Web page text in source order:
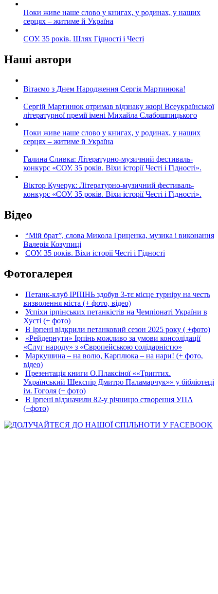
Поки живе наше слово у книгах, у родинах, у наших
серцях – житиме й Україна
СОУ. 35 років. Шлях Гідності і Честі
Наші автори
Вітаємо з Днем Народження Сергія Мартинюка!
Сергій Мартинюк отримав відзнаку жюрі Всеукраїнської
літературної премії імені Михайла Слабошпицького
Поки живе наше слово у книгах, у родинах, у наших
серцях – житиме й Україна
Галина Сливка: Літературно-музичний фестиваль-
конкурс «СОУ. 35 років. Віхи історії Честі і Гідності».
Віктор Кучерук: Літературно-музичний фестиваль-
конкурс «СОУ. 35 років. Віхи історії Честі і Гідності».
Відео
“Мій брат”, слова Микола Гриценка, музика і виконання
Валерія Козупиці
СОУ. 35 років. Віхи історії Честі і Гідності
Фотогалерея
Петанк-клуб ІРПІНЬ здобув 3-тє місце турніру на честь
визволення міста (+ фото, відео)
Успіхи ірпінських петанкістів на Чемпіонаті України в
Хусті (+ фото)
В Ірпені відкрили петанковий сезон 2025 року ( +фото)
«Рейдернути» Ірпінь можливо за умови консолідації
«Слуг народу» з «Європейською солідарністю»
Маркушина – на волю, Карплюка – на нари! (+ фото,
відео)
Презентація книги О.Плаксіної ««Триптих.
Український Шекспір Дмитро Паламарчук»» у бібліотеці
ім. Гоголя (+ фото)
В Ірпені відзначили 82-у річницю створення УПА
(+фото)